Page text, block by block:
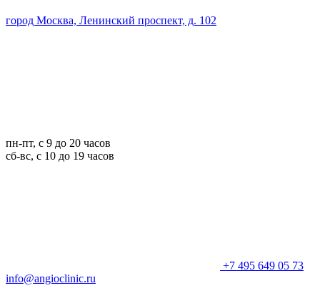
город Москва, Ленинский проспект, д. 102
пн-пт, с 9 до 20 часов
сб-вс, с 10 до 19 часов
+7 495 649 05 73
info@angioclinic.ru